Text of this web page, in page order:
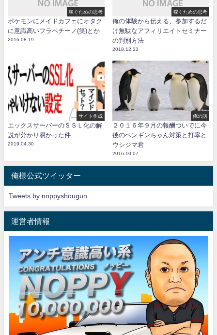
稼ぐための思考
ポケモンにメイドカフェにオタク
に意識高いフラペチーノ(笑)とか
2016.08.19
稼ぐための思考
俺の体験から伝える、参加するだ
け無駄なアフィリエイトセミナー
の判別方法
2018.12.23
サイト作成
エックスサーバーのＳＳＬ化の解
説が分かり易かった件
2019.04.30
俺の話
２０１６年９月の報酬ついでに今
後のペンギンちゃん対策と打率と
ウシジマ君
2016.10.07
俺様公式ツイッター
Tweets by noppyshougun
運営者情報